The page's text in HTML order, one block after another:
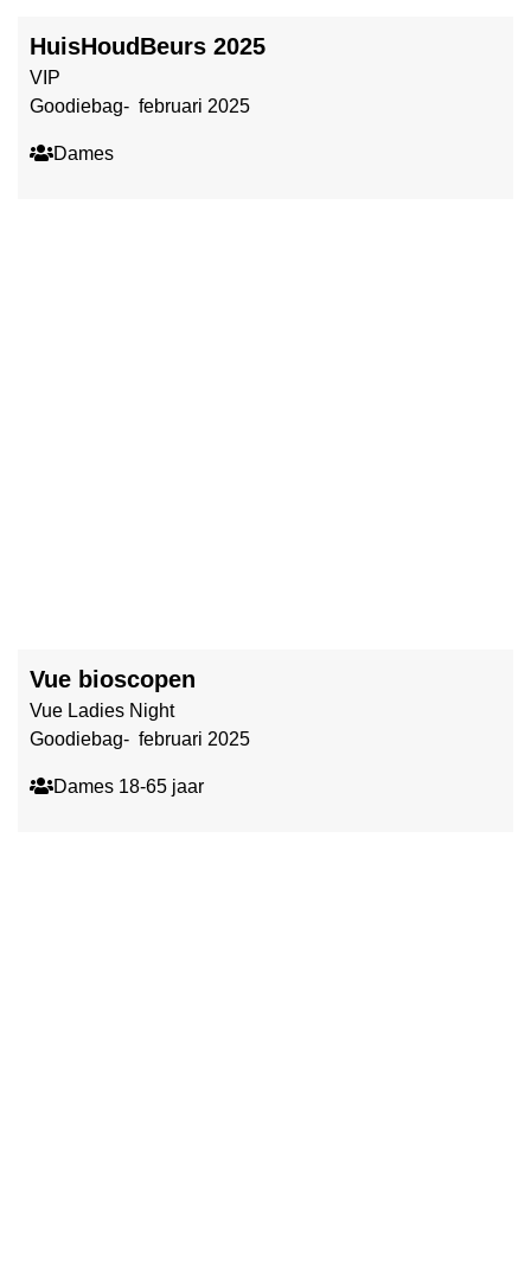
HuisHoudBeurs 2025
VIP
Goodiebag- februari 2025
Dames
Vue bioscopen
Vue Ladies Night
Goodiebag- februari 2025
Dames 18-65 jaar